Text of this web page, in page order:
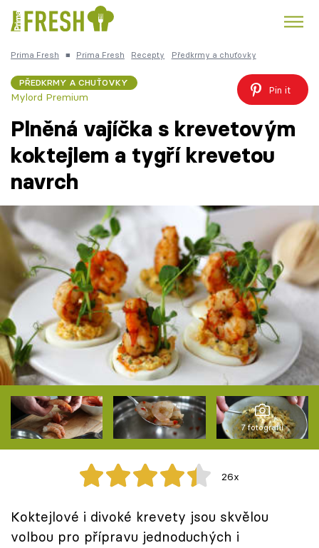
Česká kuchyně
Témata
Recepty
Články
TV Program
Škola vaření
Recepty z TV
Speciál: Cuketa
Těhotnej kuchař
Sledujte prima+
Přihlášení
Prima Fresh ■ Prima Fresh Recepty Předkrmy a chuťovky
PŘEDKRMY A CHUŤOVKY
Mylord Premium
Pin it
Plněná vajíčka s krevetovým
koktejlem a tygří krevetou
navrch
7 fotografií
26x
Koktejlové i divoké krevety jsou skvělou
volbou pro přípravu jednoduchých i